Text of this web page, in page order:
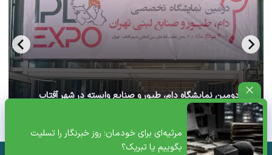
مرثیه‌ای برای خودمان؛ روز خبرنگار را تسلیت
بگوییم یا تبریک؟
آغاز دومین نمایشگاه دام، طیور و صنایع وابسته در شهر آفتاب
تهران+ ویدئو